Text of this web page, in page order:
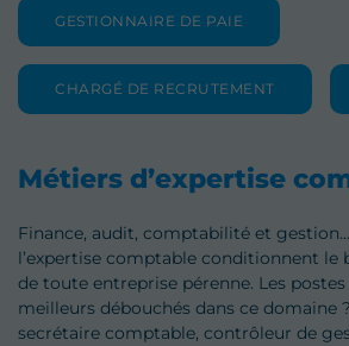
GESTIONNAIRE DE PAIE
CHARGÉ DE RECRUTEMENT
Métiers d’expertise
Finance, audit, comptabilité et
l’expertise comptable conditionnent
de toute entreprise pérenne. Les
meilleurs débouchés dans ce domaine
secrétaire comptable, contrôleur de